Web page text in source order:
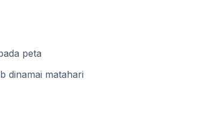
peta
dinamai matahari